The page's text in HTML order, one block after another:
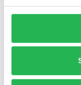
Universidad
EFPA
Advisor